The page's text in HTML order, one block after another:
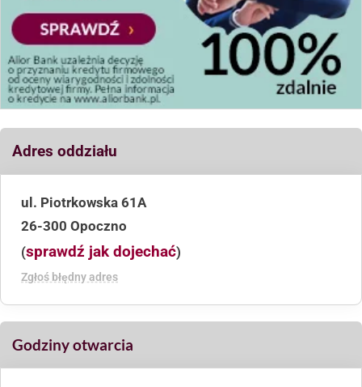
Adres oddziału
ul. Piotrkowska 61A
26-300 Opoczno
(sprawdź jak dojechać)
Zgłoś błędny adres
Godziny otwarcia